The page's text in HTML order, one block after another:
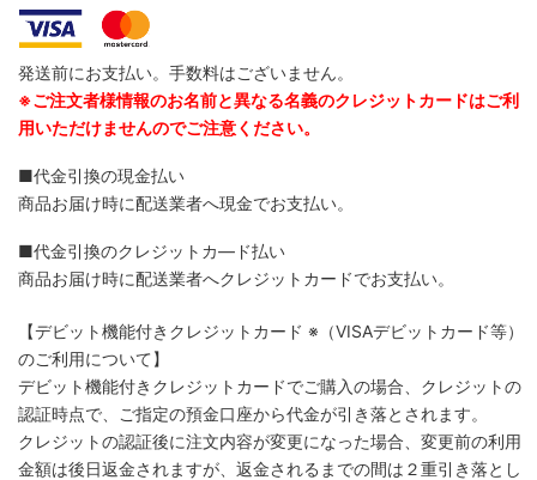
発送前にお支払い。手数料はございません。
※ご注文者様情報のお名前と異なる名義のクレジットカードはご利
用いただけませんのでご注意ください。
■代金引換の現金払い
商品お届け時に配送業者へ現金でお支払い。
■代金引換のクレジットカ―ド払い
商品お届け時に配送業者へクレジットカードでお支払い。
【デビット機能付きクレジットカード ※（VISAデビットカード等）
のご利用について】
デビット機能付きクレジットカードでご購入の場合、クレジットの
認証時点で、ご指定の預金口座から代金が引き落とされます。
クレジットの認証後に注文内容が変更になった場合、変更前の利用
金額は後日返金されますが、返金されるまでの間は２重引き落とし